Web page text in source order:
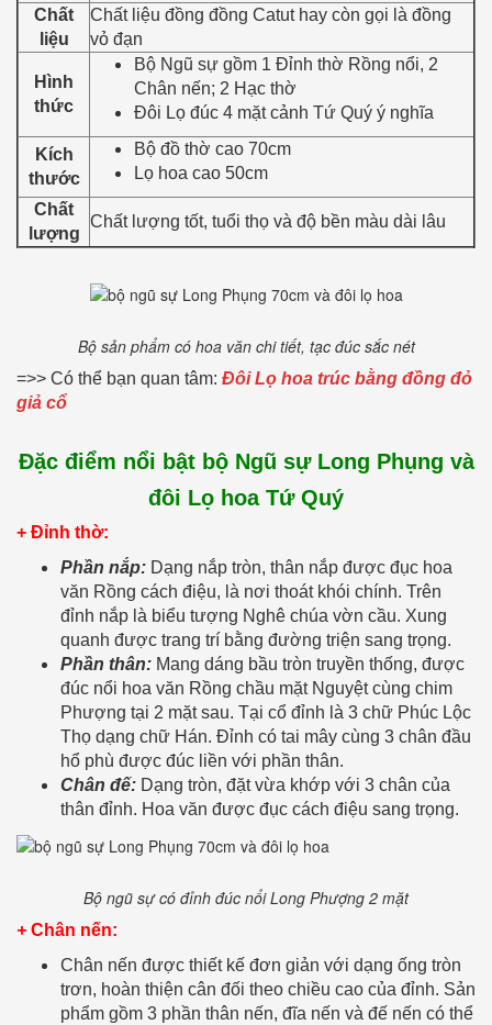
Chất
liệu
Chất liệu đồng đồng Catut hay còn gọi là đồng
vỏ đạn
Hình
thức
Bộ Ngũ sự gồm 1 Đỉnh thờ Rồng nổi, 2
Chân nến; 2 Hạc thờ
Đôi Lọ đúc 4 mặt cảnh Tứ Quý ý nghĩa
Kích
thước
Bộ đồ thờ cao 70cm
Lọ hoa cao 50cm
Chất
lượng
Chất lượng tốt, tuổi thọ và độ bền màu dài lâu
Bộ sản phẩm có hoa văn chi tiết, tạc đúc sắc nét
=>> Có thể bạn quan tâm: Đôi Lọ hoa trúc bằng đồng đỏ
giả cổ
Đặc điểm nổi bật bộ Ngũ sự Long Phụng và
đôi Lọ hoa Tứ Quý
+ Đỉnh thờ:
Phần nắp: Dạng nắp tròn, thân nắp được đục hoa
văn Rồng cách điệu, là nơi thoát khói chính. Trên
đỉnh nắp là biểu tượng Nghê chúa vờn cầu. Xung
quanh được trang trí bằng đường triện sang trọng.
Phần thân: Mang dáng bầu tròn truyền thống, được
đúc nổi hoa văn Rồng chầu mặt Nguyệt cùng chim
Phượng tại 2 mặt sau. Tại cổ đỉnh là 3 chữ Phúc Lộc
Thọ dạng chữ Hán. Đỉnh có tai mây cùng 3 chân đầu
hổ phù được đúc liền với phần thân.
Chân đế: Dạng tròn, đặt vừa khớp với 3 chân của
thân đỉnh. Hoa văn được đục cách điệu sang trọng.
Bộ ngũ sự có đỉnh đúc nổi Long Phượng 2 mặt
+ Chân nến:
Chân nến được thiết kế đơn giản với dạng ống tròn
trơn, hoàn thiện cân đối theo chiều cao của đỉnh. Sản
phẩm gồm 3 phần thân nến, đĩa nến và đế nến có thể